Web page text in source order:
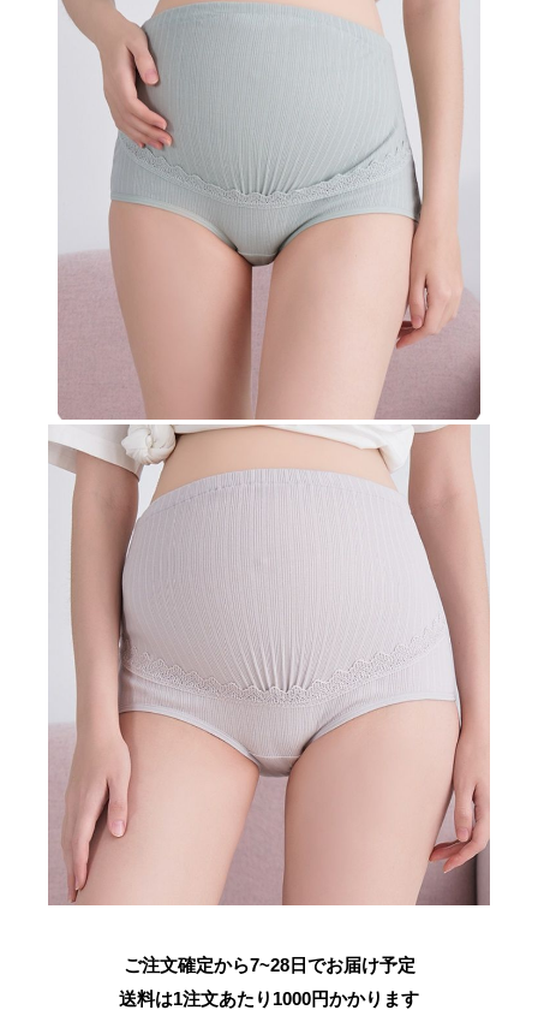
ご注文確定から7~28日でお届け予定
送料は1注文あたり 1000円かかります